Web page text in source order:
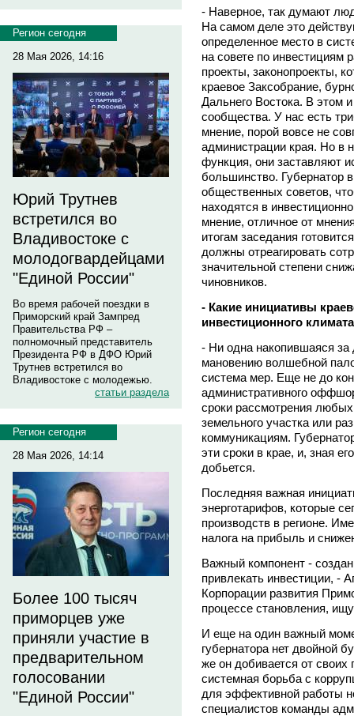
Регион сегодня
28 Мая 2026, 14:16
Юрий Трутнев
встретился во
Владивостоке с
молодогвардейцами
"Единой России"
Во время рабочей поездки в
Приморский край Зампред
Правительства РФ –
полномочный представитель
Президента РФ в ДФО Юрий
Трутнев встретился во
Владивостоке с молодежью.
статьи раздела
Регион сегодня
28 Мая 2026, 14:14
Более 100 тысяч
приморцев уже
приняли участие в
предварительном
голосовании
"Единой России"
- Наверное, так думают
На самом деле это
определенное место в
на совете по инвестициям
проекты, законопроекты,
краевое Заксобрание,
Дальнего Востока. В этом
сообщества. У нас есть
мнение, порой вовсе не
администрации края. Но в
функция, они заставляют
большинство. Губернатор
общественных советов,
находятся в
мнение, отличное от
итогам заседания
должны отреагировать
значительной степени
чиновников.
- Какие инициативы
инвестиционного
- Ни одна накопившаяся за
мановению волшебной
система мер. Еще не до
административного
сроки рассмотрения
земельного участка или
коммуникациям.
эти сроки в крае, и, зная
добьется.
Последняя важная
энерготарифов, которые
производств в регионе.
налога на прибыль и
Важный компонент -
привлекать инвестиции, -
Корпорации развития
процессе становления,
И еще на один важный
губернатора нет двойной
же он добивается от
системная борьба с
для эффективной работы
специалистов команды